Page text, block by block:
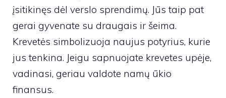
įsitikinęs dėl verslo sprendimų. Jūs taip pat
gerai gyvenate su draugais ir šeima.
Krevetės simbolizuoja naujus potyrius, kurie
jus tenkina. Jeigu sapnuojate krevetes upėje,
vadinasi, geriau valdote namų ūkio
finansus.